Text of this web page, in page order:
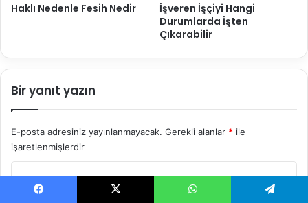
Haklı Nedenle Fesih Nedir
İşveren İşçiyi Hangi
Durumlarda İşten
Çıkarabilir
Bir yanıt yazın
E-posta adresiniz yayınlanmayacak. Gerekli alanlar * ile
işaretlenmişlerdir